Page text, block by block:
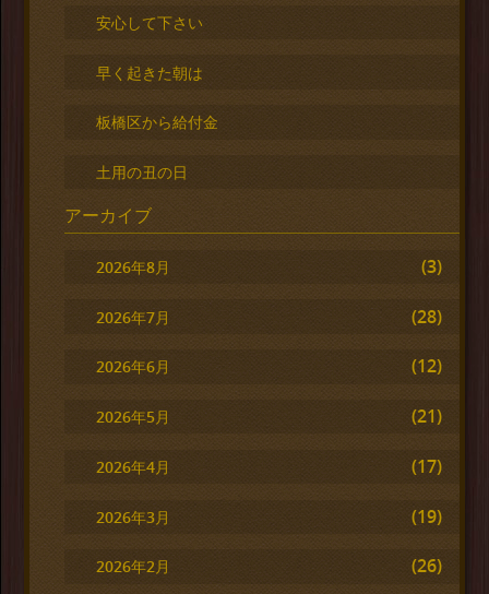
安心して下さい
早く起きた朝は
板橋区から給付金
土用の丑の日
アーカイブ
2026年8月 (3)
2026年7月 (28)
2026年6月 (12)
2026年5月 (21)
2026年4月 (17)
2026年3月 (19)
2026年2月 (26)